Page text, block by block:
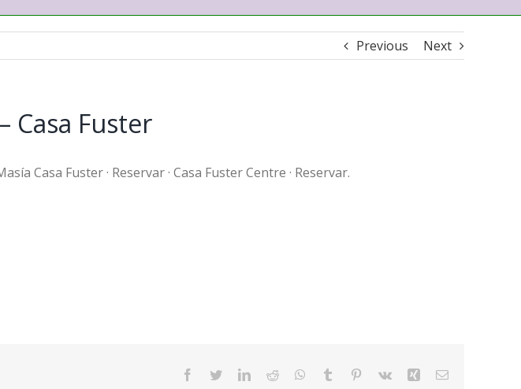
Previous Next
Casa Fuster
Casa Fuster · Reservar · Casa Fuster Centre · Reservar.
Facebook
TwitterLinkedIn
Reddit WhatsApp
Tumblr Pinterest
Vk Xing Email